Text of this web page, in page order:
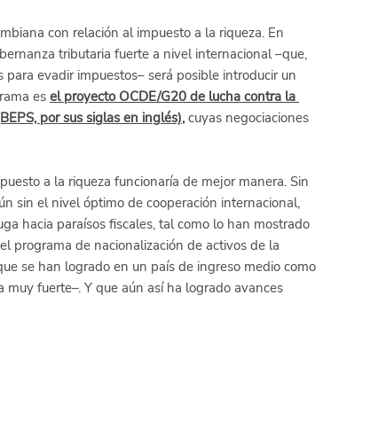
con relación al impuesto a la riqueza. En
tributaria fuerte a nivel internacional –que,
evadir impuestos– será posible introducir un
esel proyecto OCDE/G20 de lucha contra la
por sus siglas en inglés), cuyas negociaciones
a la riqueza funcionaría de mejor manera. Sin
sin el nivel óptimo de cooperación internacional,
hacia paraísos fiscales, tal como lo han mostrado
programa de nacionalización de activos de la
se han logrado en un país de ingreso medio como
fuerte–. Y que aún así ha logrado avances